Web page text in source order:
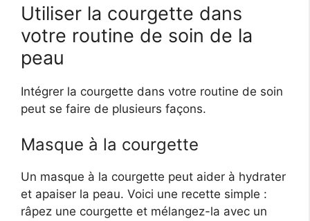
Utiliser la courgette dans
votre routine de soin de la
peau
Intégrer la courgette dans votre routine de soin
peut se faire de plusieurs façons.
Masque à la courgette
Un masque à la courgette peut aider à hydrater
et apaiser la peau. Voici une recette simple :
râpez une courgette et mélangez-la avec un